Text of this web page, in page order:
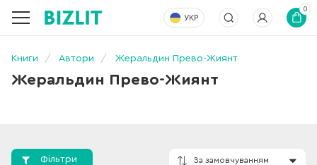
УКР
0
Книги Автори Жеральдин Прево-Жиянт
Жеральдин Прево-Жиянт
Фільтри